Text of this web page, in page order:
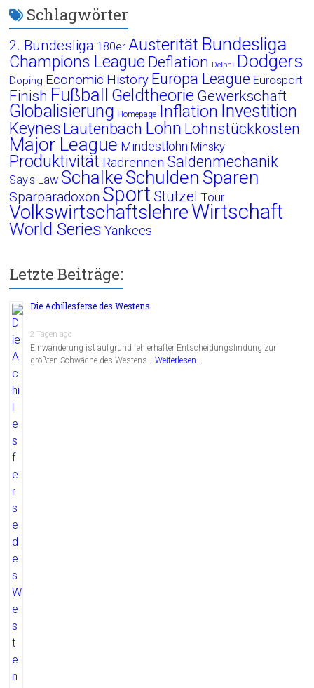
Schlagwörter
2. Bundesliga 180er Austerität Bundesliga
Champions League Deflation Delphi Dodgers
Doping Economic History Europa League Eurosport
Finish Fußball Geldtheorie Gewerkschaft
Globalisierung Homepage Inflation Investition
Keynes Lautenbach Lohn Lohnstückkosten
Major League Mindestlohn Minsky
Produktivität Radrennen Saldenmechanik
Say's Law Schalke Schulden Sparen
Sparparadoxon Sport Stützel Tour
VolkswirtschaftslehreWirtschaft
World Series Yankees
Letzte Beiträge:
Die Achillesferse des Westens
2 Tagen ago
Einwanderung ist aufgrund fehlerhafter Entscheidungsfindung zur
größten Schwäche des Westens …Weiterlesen...